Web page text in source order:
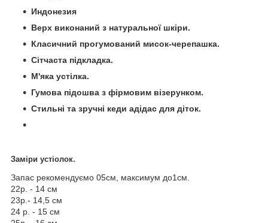
Индонезия
Верх виконаний з натуральної шкіри.
Класичний прогумований мисок-черепашка.
Сітчаста підкладка.
М'яка устілка.
Гумова підошва з фірмовим візерунком.
Стильні та зручні кеди адідас для діток.
Заміри устіолок.
Запас рекомендуємо 05см, максимум до1см.
22р. - 14 см
23р.- 14,5 см
24 р. - 15 см